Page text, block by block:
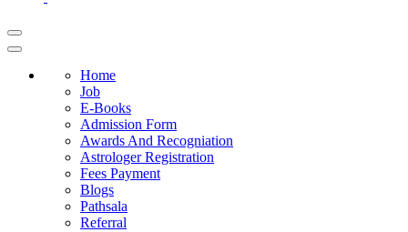
Home
Job
E-Books
Admission Form
Awards And Recogniation
Astrologer Registration
Fees Payment
Blogs
Pathsala
Referral